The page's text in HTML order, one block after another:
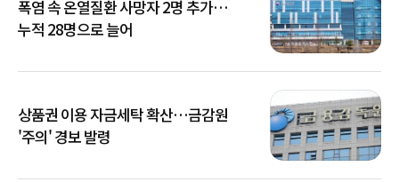
폭염 속 온열질환 사망자 2명 추가…
누적 28명으로 늘어
상품권 이용 자금세탁 확산…금감원
'주의' 경보 발령